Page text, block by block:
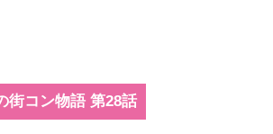
街コン物語 第28話